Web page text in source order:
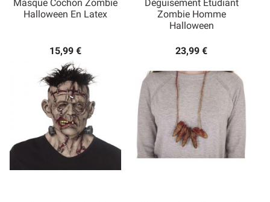
Masque Cochon Zombie
Halloween En Latex
15,99 €
Déguisement Etudiant
Zombie Homme
Halloween
23,99 €